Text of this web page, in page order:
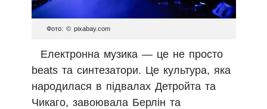
Фото: © pixabay.com
Електронна музика — це не просто
beats та синтезатори. Це культура, яка
народилася в підвалах Детройта та
Чикаго, завоювала Берлін та